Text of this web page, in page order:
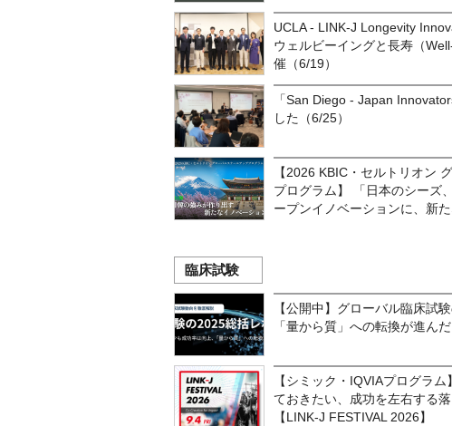
UCLA - LINK-J Longevity
ウェルビーイングと長寿（
催（6/19）
「San Diego - Japan
した（6/25）
【2026 KBIC・セルトリオン
プログラム】 「日本のシーズ
ープンイノベーションに、新
臨床試験
【公開中】グローバル臨床試
「量から質」への転換が進ん
【シミック・IQVIAプログラ
ておきたい、成功を左右する
【LINK-J FESTIVAL 2026】